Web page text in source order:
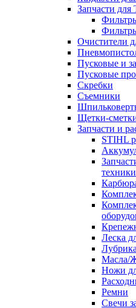
Запчасти для
Очистители
Пусковые и
Пусковые
Скребки
Съемники
Щетки-
Запчасти и
STIHL
техники
Леска
Масла/
Ножи
Ремни
Свечи